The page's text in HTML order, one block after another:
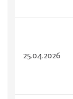
25.04.2026